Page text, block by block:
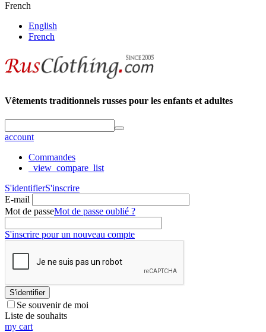
French
English
French
Vêtements traditionnels russes pour les enfants et adultes
account
Commandes
_view_compare_list
S'identifierS'inscrire
E-mail
Mot de passeMot de passe oublié ?
S'inscrire pour un nouveau compte
S'identifier
Se souvenir de moi
Liste de souhaits
my cart